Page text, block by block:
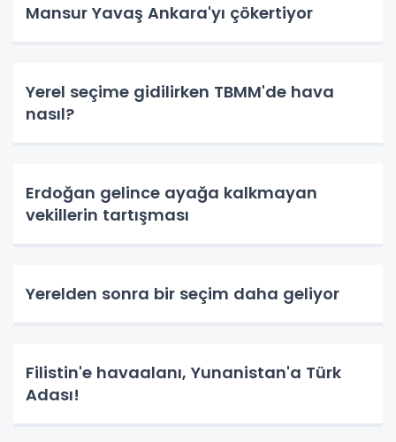
Mansur Yavaş Ankara'yı çökertiyor
Yerel seçime gidilirken TBMM'de hava
nasıl?
Erdoğan gelince ayağa kalkmayan
vekillerin tartışması
Yerelden sonra bir seçim daha geliyor
Filistin'e havaalanı, Yunanistan'a Türk
Adası!